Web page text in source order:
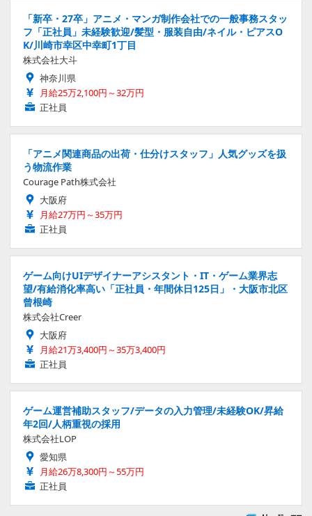
「新卒・27卒」アニメ・マンガ制作会社での一般事務スタッ
フ「正社員」未経験歓迎/髪型・服装自由/ネイル・ピアスO
K/川崎市幸区中幸町1丁目
株式会社大斗
神奈川県
月給25万2,100円～32万円
正社員
「アニメ関連商品の出荷・仕分けスタッフ」人気グッズを扱
う物流作業
Courage Path株式会社
大阪府
月給27万円～35万円
正社員
ゲーム向けUIデザイナーアシスタント・IT・ゲーム業界志
望/有給消化率高い「正社員・年間休日125日」・大阪市北区
曾根崎
株式会社Creer
大阪府
月給21万3,400円～35万3,400円
正社員
ゲーム運営補助スタッフ/データの入力管理/未経験OK/昇給
年2回/人柄重視の採用
株式会社LOP
愛知県
月給26万8,300円～55万円
正社員